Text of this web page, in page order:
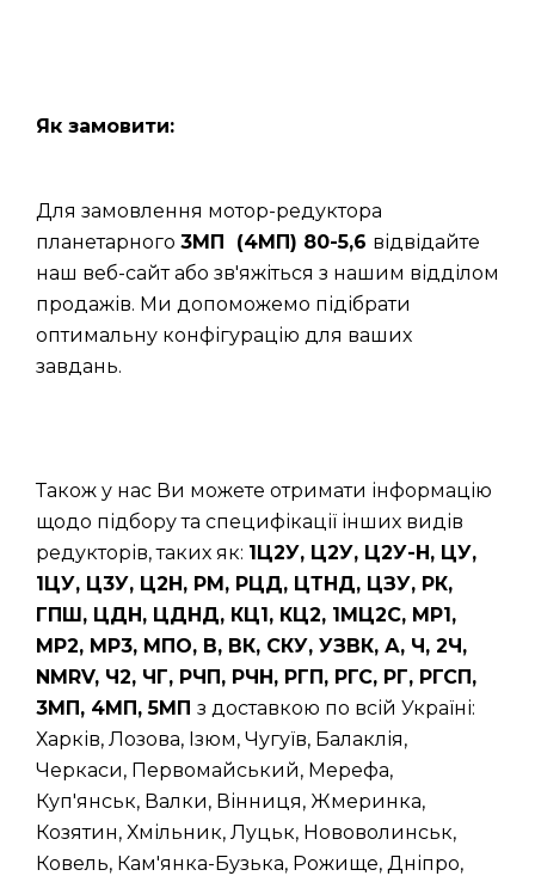
Як замовити:
Для замовлення мотор-редуктора
планетарного 3МП (4МП) 80-5,6 відвідайте
наш веб-сайт або зв'яжіться з нашим відділом
продажів. Ми допоможемо підібрати
оптимальну конфігурацію для ваших
завдань.
Також у нас Ви можете отримати інформацію
щодо підбору та специфікації інших видів
редукторів, таких як: 1Ц2У, Ц2У, Ц2У-Н, ЦУ,
1ЦУ, Ц3У, Ц2Н, РМ, РЦД, ЦТНД, ЦЗУ, РК,
ГПШ, ЦДН, ЦДНД, КЦ1, КЦ2, 1МЦ2С, МР1,
МР2, МР3, МПО, В, ВК, СКУ, УЗВК, А, Ч, 2Ч,
NMRV, Ч2, ЧГ, РЧП, РЧН, РГП, РГС, РГ, РГСП,
3МП, 4МП, 5МП з доставкою по всій Україні:
Харків, Лозова, Ізюм, Чугуїв, Балаклія,
Черкаси, Первомайський, Мерефа,
Куп'янськ, Валки, Вінниця, Жмеринка,
Козятин, Хмільник, Луцьк, Нововолинськ,
Ковель, Кам'янка-Бузька, Рожище, Дніпро,